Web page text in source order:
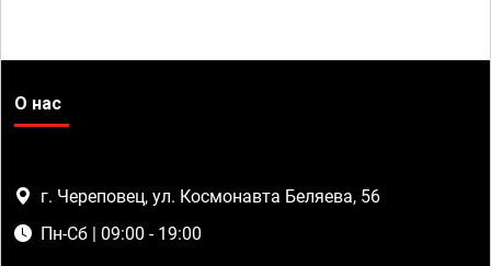
О нас
г. Череповец, ул. Космонавта Беляева, 56
Пн-Сб | 09:00 - 19:00